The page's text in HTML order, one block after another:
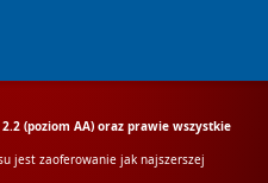
(poziom AA) oraz prawie wszystkie
jest zaoferowanie jak najszerszej